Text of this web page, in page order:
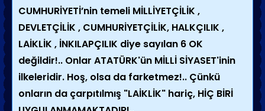
CUMHURİYETİ’nin temeli MİLLİYETÇİLİK ,
DEVLETÇİLİK , CUMHURİYETÇİLİK, HALKÇILIK ,
LAİKLİK , İNKILAPÇILIK diye sayılan 6 OK
değildir!.. Onlar ATATÜRK'ün MİLLİ SİYASET'inin
ilkeleridir. Hoş, olsa da farketmez!.. Çünkü
onların da çarpıtılmış "LAİKLİK" hariç, HİÇ BİRİ